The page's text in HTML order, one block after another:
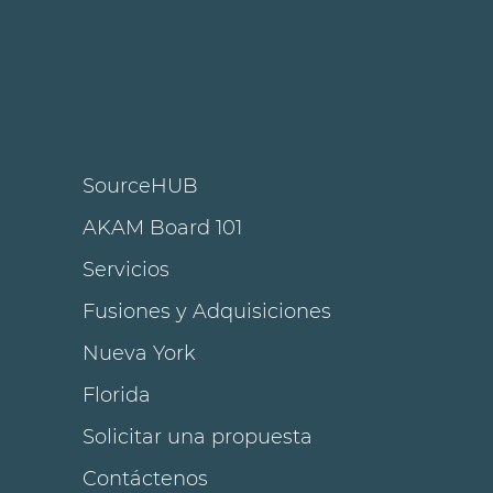
SourceHUB
AKAM Board 101
Servicios
Fusiones y Adquisiciones
Nueva York
Florida
Solicitar una propuesta
Contáctenos